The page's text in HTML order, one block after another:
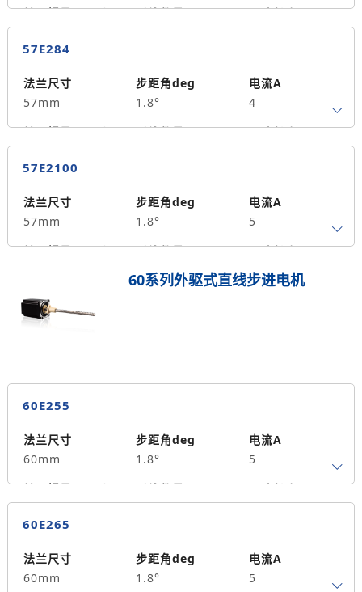
转子惯量g.cm²
4
引线数量
75
马达长度mm
1.8
500
57E284
法兰尺寸
57mm
步距角deg
1.8°
电流A
4
转子惯量g.cm²
4
引线数量
84
马达长度mm
2.2
530
57E2100
法兰尺寸
57mm
步距角deg
1.8°
电流A
5
转子惯量g.cm²
引线数量
100
马达长度mm
2.5
保持力矩N.m
700
60系列外驱式直线步进电机
60E255
法兰尺寸
60mm
步距角deg
1.8°
电流A
5
转子惯量g.cm²
4
引线数量
55
马达长度mm
1.5
490
60E265
法兰尺寸
60mm
步距角deg
1.8°
电流A
5